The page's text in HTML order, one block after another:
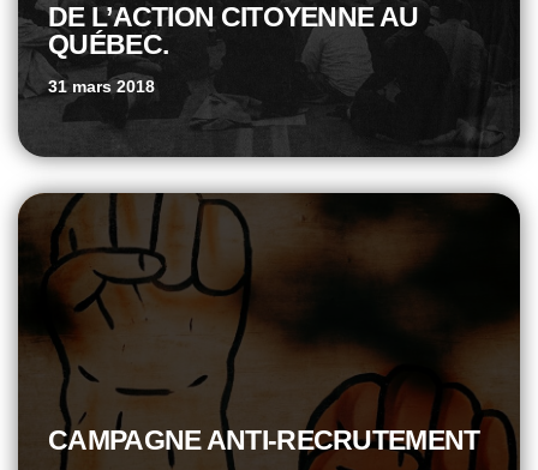
DE L’ACTION CITOYENNE AU
QUÉBEC.
31 mars 2018
CAMPAGNE ANTI-RECRUTEMENT